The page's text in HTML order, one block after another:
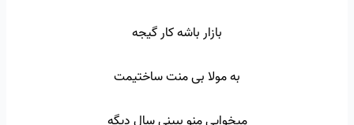
بازار باشه کار گیجه
به مولا بی منت ساختیمت